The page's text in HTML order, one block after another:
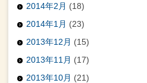
2014年2月 (18)
2014年1月 (23)
2013年12月 (15)
2013年11月 (17)
2013年10月 (21)